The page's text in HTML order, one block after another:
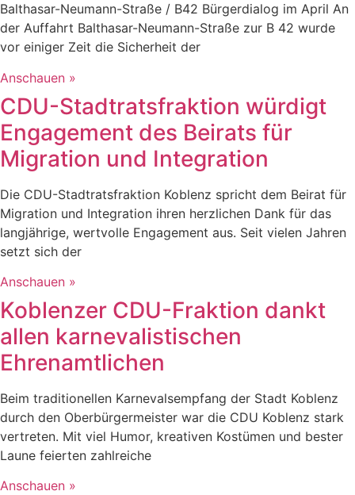
Balthasar-Neumann-Straße / B42 Bürgerdialog im April An
der Auffahrt Balthasar-Neumann-Straße zur B 42 wurde
vor einiger Zeit die Sicherheit der
Anschauen »
CDU-Stadtratsfraktion würdigt
Engagement des Beirats für
Migration und Integration
Die CDU-Stadtratsfraktion Koblenz spricht dem Beirat für
Migration und Integration ihren herzlichen Dank für das
langjährige, wertvolle Engagement aus. Seit vielen Jahren
setzt sich der
Anschauen »
Koblenzer CDU-Fraktion dankt
allen karnevalistischen
Ehrenamtlichen
Beim traditionellen Karnevalsempfang der Stadt Koblenz
durch den Oberbürgermeister war die CDU Koblenz stark
vertreten. Mit viel Humor, kreativen Kostümen und bester
Laune feierten zahlreiche
Anschauen »